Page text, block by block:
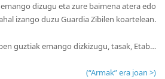
dizugu eta zure baimena atera edo
izango duzu Guardia Zibilen koartelean.
guztiak emango dizkizugu, tasak, Etab…
(“Armak” era joan >)